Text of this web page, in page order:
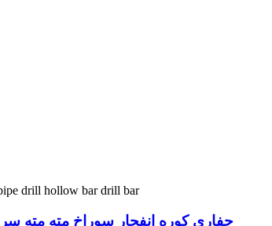
حفاری کوره انفجار سوراخ مته مته سر